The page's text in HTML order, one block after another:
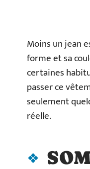
Moins un jean
forme et sa
certaines
passer ce
seulement
réelle.